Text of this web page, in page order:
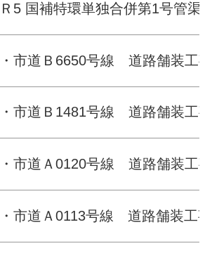
5 国補特環単独合併第1号管渠
・市道Ｂ6650号線 道路舗装工
・市道Ｂ1481号線 道路舗装工
・市道Ａ0120号線 道路舗装工
・市道Ａ0113号線 道路舗装工事